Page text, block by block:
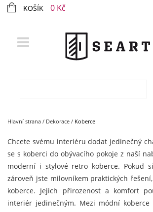
KOŠÍK 0 Kč
Hlavní strana / Dekorace / Koberce
Chcete svému interiéru dodat jedinečný
se s koberci do obývacího pokoje z naší
moderní i stylové retro koberce. Pokud
zároveň jste milovníkem praktických
koberce. Jejich přirozenost a komfort
interiér jedinečným. Mezi módní